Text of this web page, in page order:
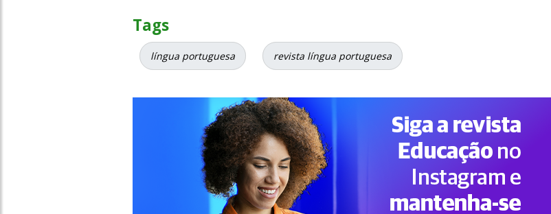
Tags
língua portuguesa revista língua portuguesa